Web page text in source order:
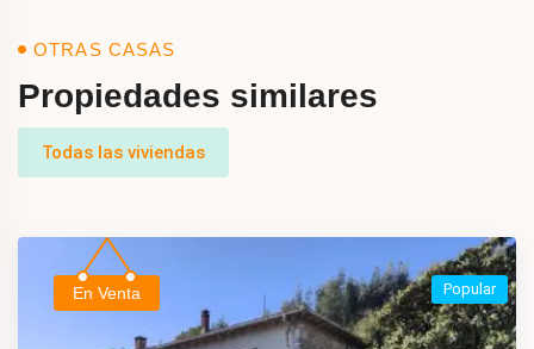
OTRAS CASAS
Propiedades similares
Todas las viviendas
En Venta Popular